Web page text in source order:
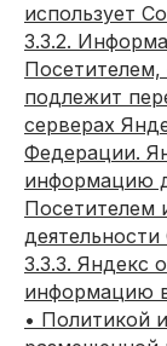
использует
3.3.2.
подлежит
серверах
Федерации.
информацию
Посетителем
деятельности
3.3.3. Яндекс
информацию
• Политикой